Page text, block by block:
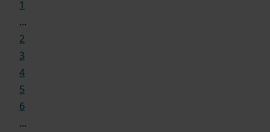
1
...
2
3
4
5
6
...